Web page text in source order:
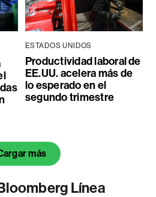
ESTADOS UNIDOS
Productividad laboral de
EE.UU. acelera más de
lo esperado en el
segundo trimestre
más
Línea